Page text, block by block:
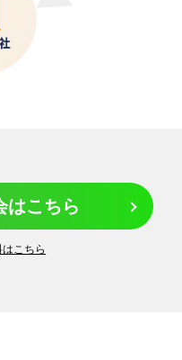
はこちら
こちら